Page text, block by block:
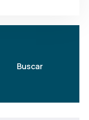
Buscar